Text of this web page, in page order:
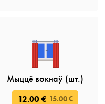
Мыццё вокнаў (шт.)
12.00 € 15.00 €